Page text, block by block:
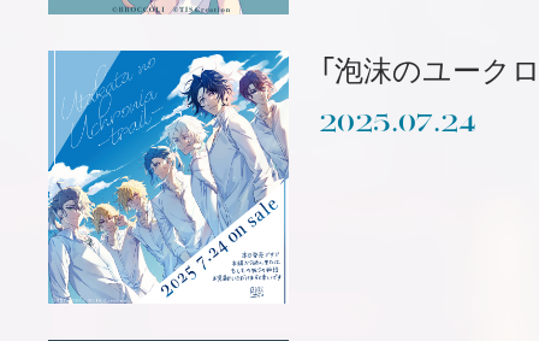
「泡沫のユーク
2025.07.24